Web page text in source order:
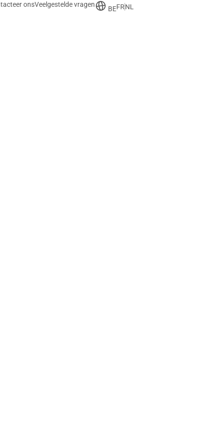
onsVeelgestelde vragen
BEFRNL